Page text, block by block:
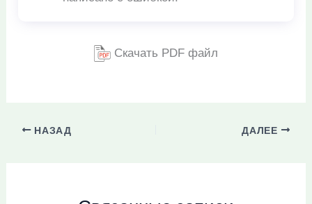
Скачать PDF файл
НАЗАД ДАЛЕЕ